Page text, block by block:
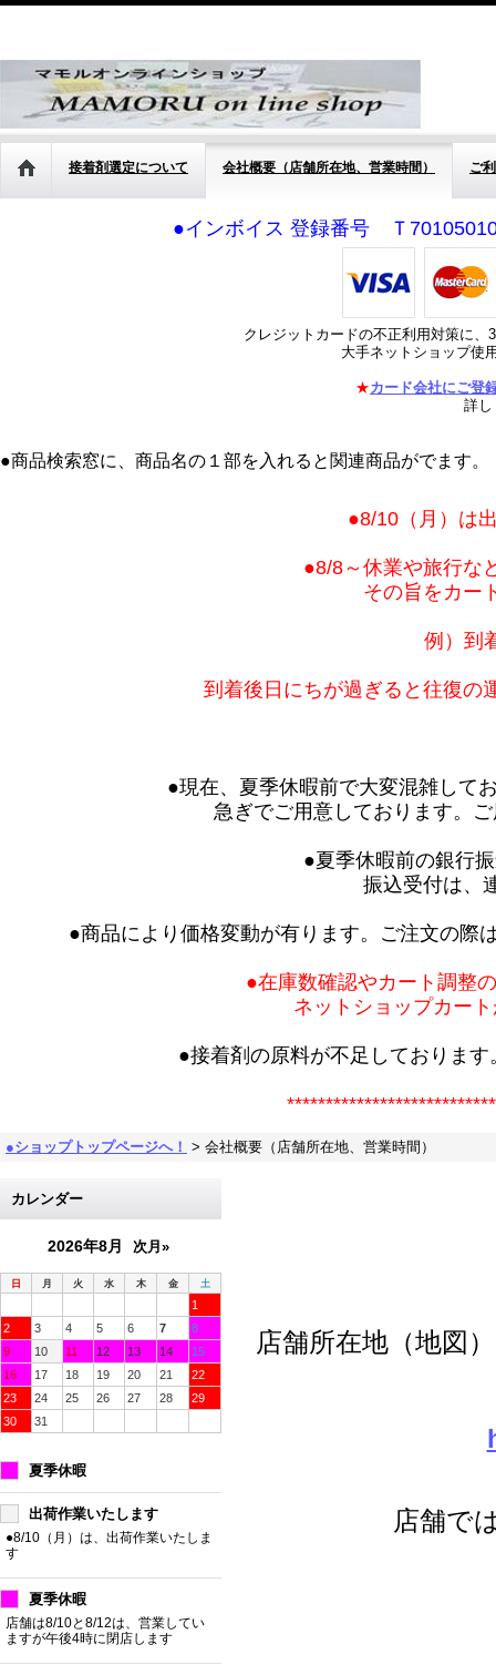
接着剤選定について 会社概要（店舗所在地、営業時間） ご
●インボイス 登録番号 Ｔ
クレジットカードの不正利用対策に
大手ネットショップ使
★カード会社にご登
詳
●商品検索窓に、商品名の１部を入れると関連商品がでま
●8/10（月）は
●8/8～休業や旅行な
その旨をカー
例）到
到着後日にちが過ぎると往復の
●現在、夏季休暇前で大変混雑して
急ぎでご用意しております。
●夏季休暇前の銀行
振込受付は、
●商品により価格変動が有ります。ご注文の際
●在庫数確認やカート調整
ネットショップカー
●接着剤の原料が不足しておりま
●ショップトップページへ！ > 会社概要（店舗所在地、営業時間）
カレンダー
2026年8月 次月»
日 月 火 水 木 金 土
1
2
3 4 5 6 7
8
9
10 11 12 13 14
15
16
17 18 19 20 21
22
23
24 25 26 27 28
29
30
31
夏季休暇
出荷作業いたします
●8/10（月）は、出荷作業いたしま
す
夏季休暇
店舗は8/10と8/12は、営業してい
ますが午後4時に閉店します
店舗所在地（地図
店舗で